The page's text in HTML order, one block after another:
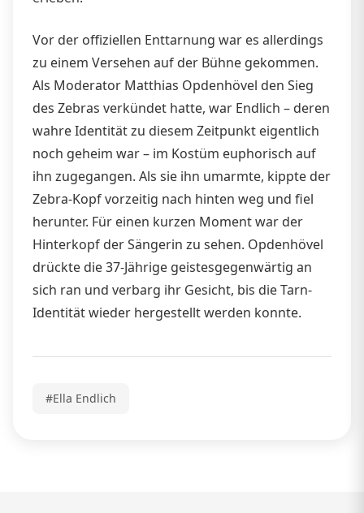
Vor der offiziellen Enttarnung war es allerdings
zu einem Versehen auf der Bühne gekommen.
Als Moderator Matthias Opdenhövel den Sieg
des Zebras verkündet hatte, war Endlich – deren
wahre Identität zu diesem Zeitpunkt eigentlich
noch geheim war – im Kostüm euphorisch auf
ihn zugegangen. Als sie ihn umarmte, kippte der
Zebra-Kopf vorzeitig nach hinten weg und fiel
herunter. Für einen kurzen Moment war der
Hinterkopf der Sängerin zu sehen. Opdenhövel
drückte die 37-Jährige geistesgegenwärtig an
sich ran und verbarg ihr Gesicht, bis die Tarn-
Identität wieder hergestellt werden konnte.
#Ella Endlich